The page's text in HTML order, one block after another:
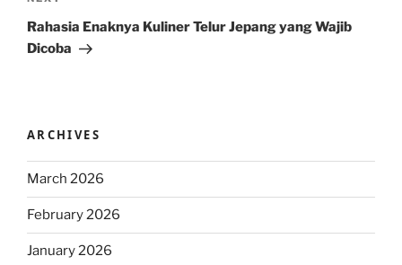
Post
Rahasia Enaknya Kuliner Telur Jepang yang Wajib
Dicoba
ARCHIVES
March 2026
February 2026
January 2026